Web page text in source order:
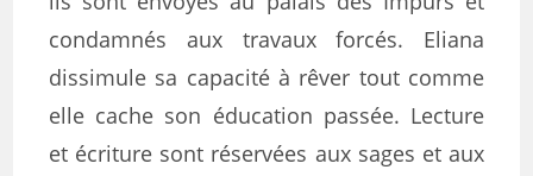
condamnés aux travaux forcés. Eliana
dissimule sa capacité à rêver tout comme
elle cache son éducation passée. Lecture
et écriture sont réservées aux sages et aux